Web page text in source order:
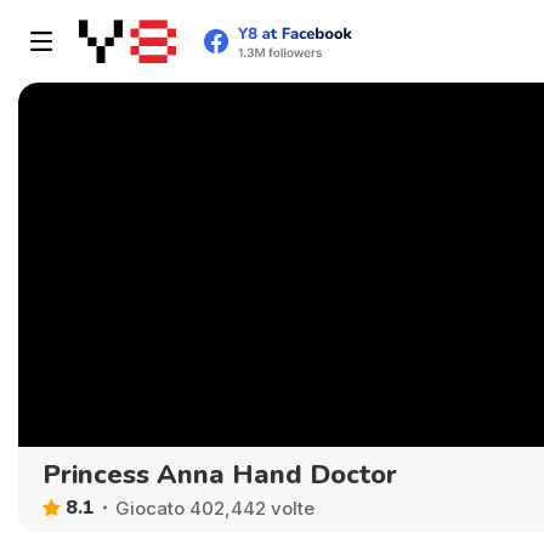
Princess Anna Hand Doctor
8.1 Giocato 402,442 volte